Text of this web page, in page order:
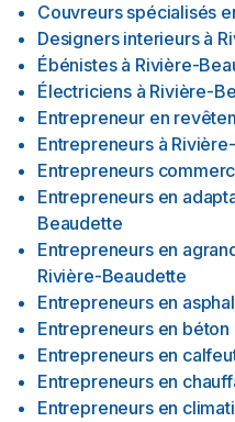
Couvreurs spécialisés
Designers interieurs à
Ébénistes à Rivière-
Électriciens à Rivière-
Entrepreneur en
Entrepreneurs à
Entrepreneurs
Entrepreneurs en
Beaudette
Entrepreneurs en
Rivière-Beaudette
Entrepreneurs en
Entrepreneurs en béton
Entrepreneurs en
Entrepreneurs en
Entrepreneurs en